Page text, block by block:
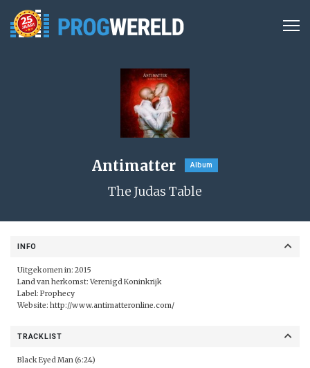
Antimatter Album
The Judas Table
INFO
Uitgekomen in: 2015
Land van herkomst: Verenigd Koninkrijk
Label: Prophecy
Website: http://www.antimatteronline.com/
TRACKLIST
Black Eyed Man (6:24)